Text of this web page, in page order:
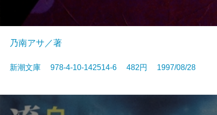
乃南アサ／著
新潮文庫 978-4-10-142514-6 482円 1997/08/28